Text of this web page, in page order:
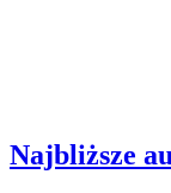
Najbliższe